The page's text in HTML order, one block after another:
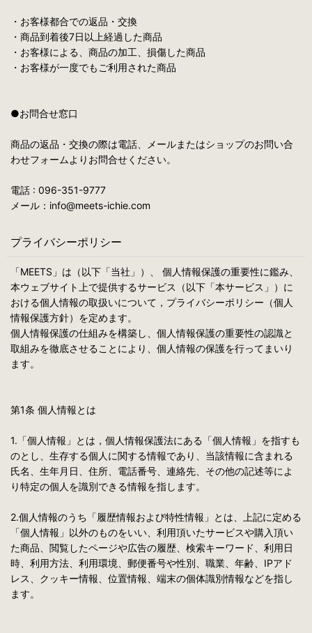
・お客様都合での返品・交換
・商品到着後7日以上経過した商品
・お客様による、商品の加工、損傷した商品
・お客様が一度でもご利用された商品
●お問合せ窓口
商品の返品・交換の際は電話、メールまたはショップのお問い合
わせフォームよりお問合せください。
電話 : 096-351-9777
メール：info@meets-ichie.com
プライバシーポリシー
「MEETS」は（以下「当社」）、 個人情報保護の重要性に鑑み、
本ウェブサイト上で提供するサービス（以下「本サービス」）に
おける個人情報の取扱いについて，プライバシーポリシー（個人
情報保護方針）を定めます。
個人情報保護の仕組みを構築し、個人情報保護の重要性の認識と
取組みを徹底させることにより、個人情報の保護を行ってまいり
ます。
第1条 個人情報とは
1.「個人情報」とは，個人情報保護法にある「個人情報」を指すも
のとし、生存する個人に関する情報であり、当該情報に含まれる
氏名、生年月日、住所、電話番号、連絡先、その他の記述等によ
り特定の個人を識別できる情報を指します。
2.個人情報のうち「履歴情報および特性情報」とは、上記に定める
「個人情報」以外のものをいい、利用頂いたサービスや購入頂い
た商品、閲覧したページや広告の履歴、検索キーワード、利用日
時、利用方法、利用環境、郵便番号や性別、職業、年齢、IPアド
レス、クッキー情報、位置情報、端末の個体識別情報などを指し
ます。